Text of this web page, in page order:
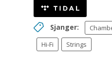
Sjanger:
Hi-Fi
Strings